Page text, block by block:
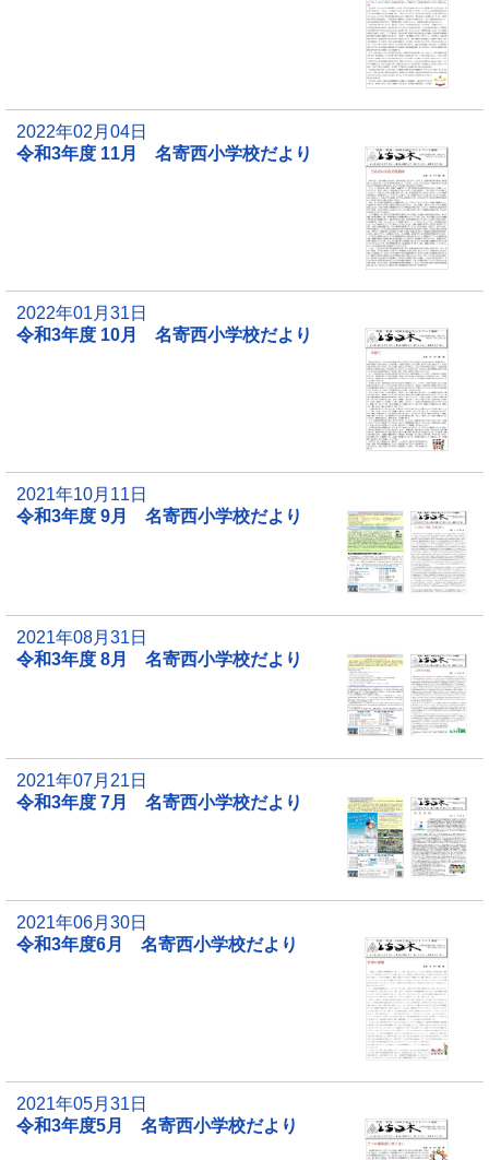
2022年02月04日
令和3年度 11月 名寄西小学校だより
2022年01月31日
令和3年度 10月 名寄西小学校だより
2021年10月11日
令和3年度 9月 名寄西小学校だより
2021年08月31日
令和3年度 8月 名寄西小学校だより
2021年07月21日
令和3年度 7月 名寄西小学校だより
2021年06月30日
令和3年度6月 名寄西小学校だより
2021年05月31日
令和3年度5月 名寄西小学校だより